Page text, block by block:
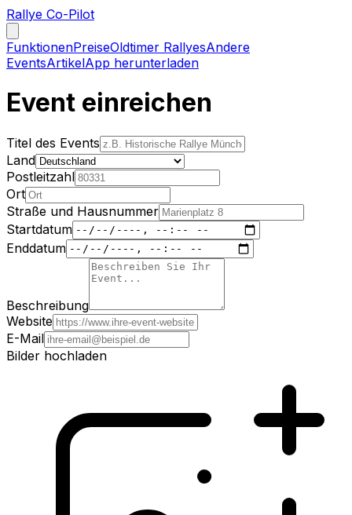
Rallye Co-Pilot
FunktionenPreiseOldtimer RallyesAndere
EventsArtikelApp herunterladen
Event einreichen
Titel des Events
Land
Postleitzahl
Ort
Straße und Hausnummer
Startdatum
Enddatum
Beschreibung
Website
E-Mail
Bilder hochladen